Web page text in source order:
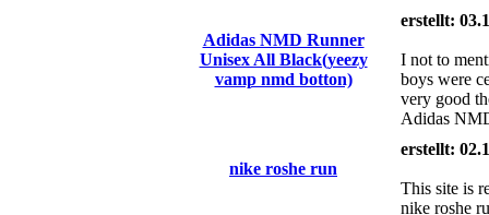
Adidas NMD Runner
Unisex All Black(yeezy
vamp nmd botton)
erstellt:
I not to
boys were
very good
Adidas
nike roshe run
erstellt:
This site is
nike roshe